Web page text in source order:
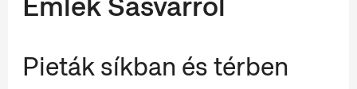
Pieták síkban és térben